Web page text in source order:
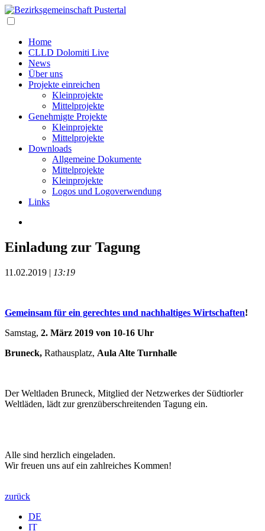
Home
CLLD Dolomiti Live
News
Über uns
Projekte einreichen
Kleinprojekte
Mittelprojekte
Genehmigte Projekte
Kleinprojekte
Mittelprojekte
Downloads
Allgemeine Dokumente
Mittelprojekte
Kleinprojekte
Logos und Logoverwendung
Links
Einladung zur Tagung
11.02.2019 | 13:19
Gemeinsam für ein gerechtes und nachhaltiges Wirtschaften!
Samstag, 2. März 2019 von 10-16 Uhr
Bruneck, Rathausplatz, Aula Alte Turnhalle
Der Weltladen Bruneck, Mitglied der Netzwerkes der Südtiorler
Weltläden, lädt zur grenzüberschreitenden Tagung ein.
Alle sind herzlich eingeladen.
Wir freuen uns auf ein zahlreiches Kommen!
zurück
DE
IT